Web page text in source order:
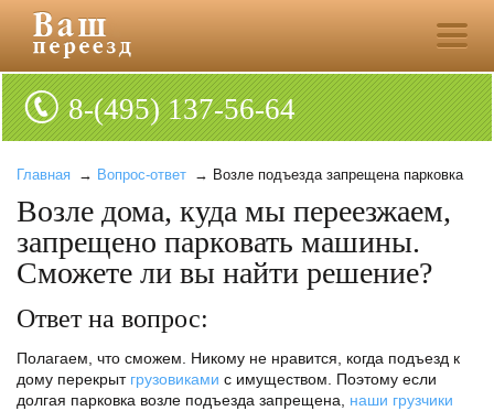
8-(495) 137-56-64
Главная → Вопрос-ответ → Возле подъезда запрещена парковка
Возле дома, куда мы переезжаем,
запрещено парковать машины.
Сможете ли вы найти решение?
Ответ на вопрос:
Полагаем, что сможем. Никому не нравится, когда подъезд к
дому перекрыт грузовиками с имуществом. Поэтому если
долгая парковка возле подъезда запрещена, наши грузчики